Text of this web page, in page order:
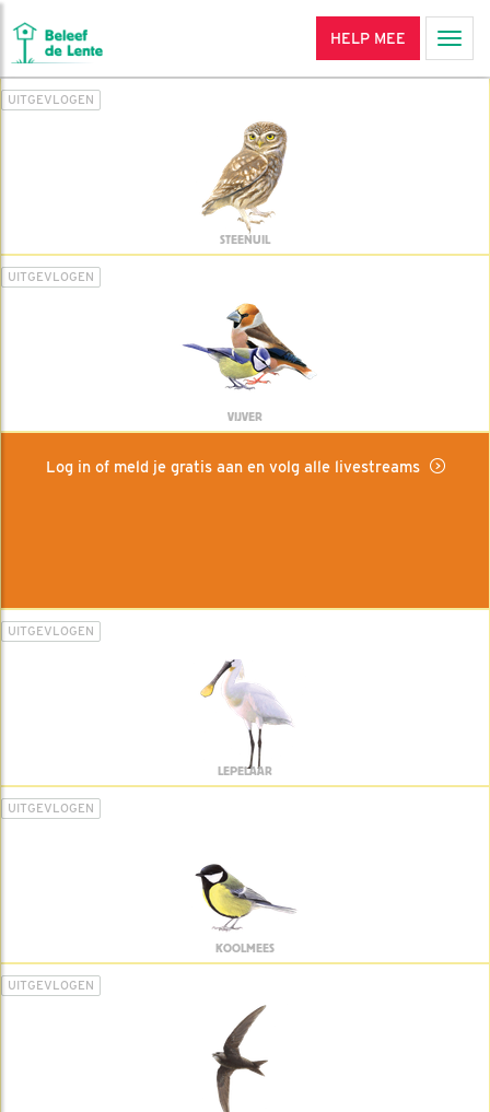
HELP MEE
UITGEVLOGEN
STEENUIL
UITGEVLOGEN
VIJVER
Log in of meld je gratis aan en volg alle livestreams
UITGEVLOGEN
LEPELAAR
UITGEVLOGEN
KOOLMEES
UITGEVLOGEN